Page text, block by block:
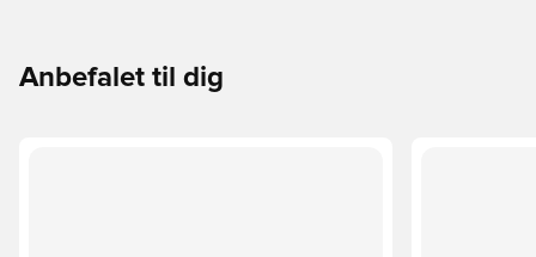
Anbefalet til dig